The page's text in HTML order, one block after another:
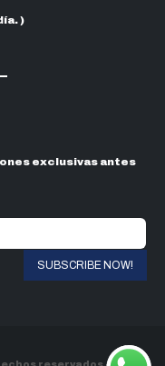
)
exclusivas antes